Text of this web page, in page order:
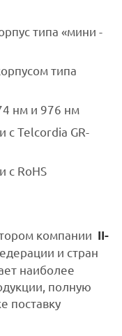
типа «мини -
типа
нм и 976 нм
с Telcordia GR-
с RoHS
компании II-
и стран
наиболее
полную
поставку